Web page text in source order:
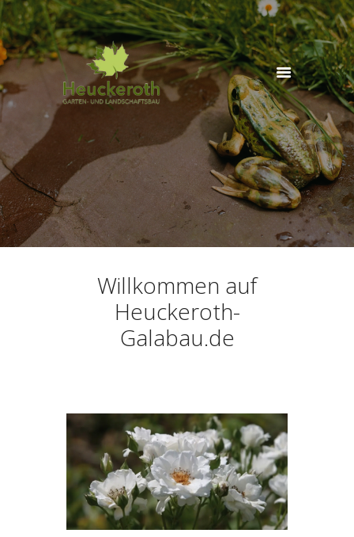
Start
uns
Leistungen
Partner
Jobs
Kontakt
Willkommen auf
Heuckeroth-
Galabau.de